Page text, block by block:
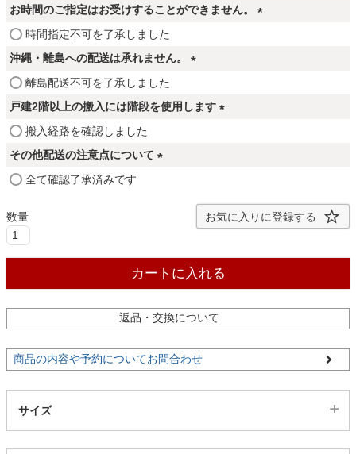
カーテン
ラグ
マット
キッチン用品
家電・照明器具
お時間のご指定はお受けすることができません。
時間指定不可を了承しました
沖縄・離島への配送は承れません。
必
離島配送不可を了承しました
戸建2階以上の搬入には階段を使用します
搬入経路を確認しました
その他配送の注意点について
全て確認了承済みです
お気に入りに登録する
カートに入れる
返品・交換について
商品の内容や予約についてお問合わせ
サイズ